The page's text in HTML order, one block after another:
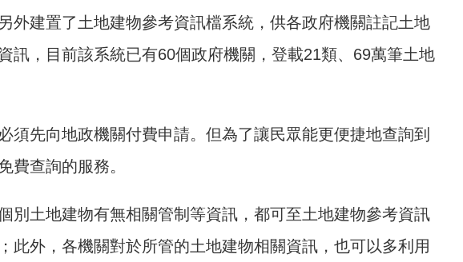
外建置了土地建物參考資訊檔系統，供各政府機關註記土地
訊，目前該系統已有60個政府機關，登載21類、69萬筆土地
先向地政機關付費申請。但為了讓民眾能更便捷地查詢到
費查詢的服務。
別土地建物有無相關管制等資訊，都可至土地建物參考資訊
外，各機關對於所管的土地建物相關資訊，也可以多利用